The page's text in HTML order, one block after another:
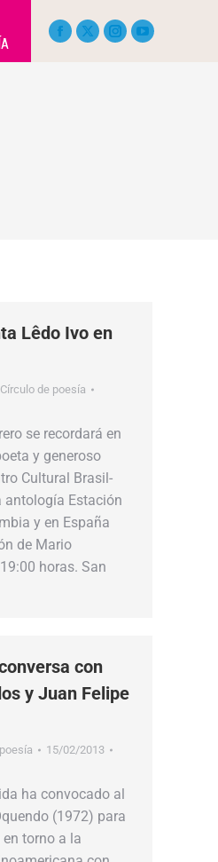
Lêdo Ivo en
Círculo de poesía
se recordará en
y generoso
Cultural Brasil-
antología Estación
y en España
de Mario
horas. San
con
y Juan Felipe
15/02/2013
ha convocado al
(1972) para
torno a la